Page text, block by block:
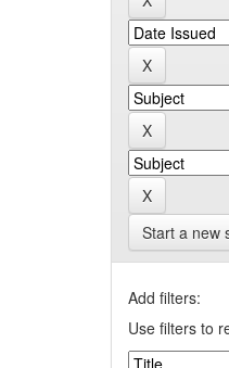
Start a new
Add filters:
Use filters to